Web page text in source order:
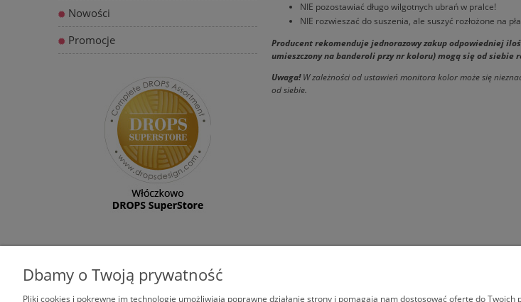
Nowości
Promocje
NIE pozostawiać długo wilgotnych ubrań w pralce!
NIE rozwieszać do suszenia, ale suszyć rozłożone na
Producent rekomenduje jednorazowy zakup odpowiedniej
umieszczony na banderoli przy nr koloru) mogą się od siebie
Uwaga!W zależności od ustawień monitora kolor może się
od siebie.
ZAKUPY
Dbamy o Twoją prywatność
Pliki cookies i pokrewne im technologie umożliwiają poprawne działanie strony i pomagają nam dostosować ofertę do